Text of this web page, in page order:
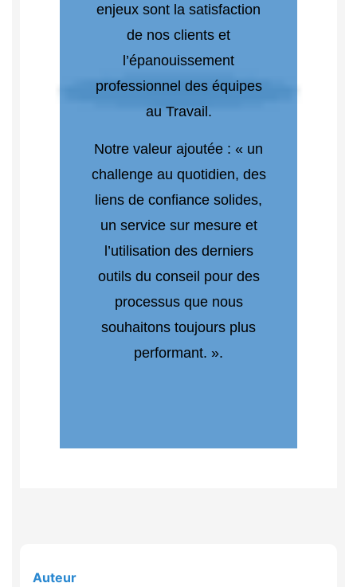
enjeux sont la satisfaction
de nos clients et
l’épanouissement
professionnel des équipes
au Travail.
Notre valeur ajoutée : « un
challenge au quotidien, des
liens de confiance solides,
un service sur mesure et
l’utilisation des derniers
outils du conseil pour des
processus que nous
souhaitons toujours plus
performant. ».
Auteur